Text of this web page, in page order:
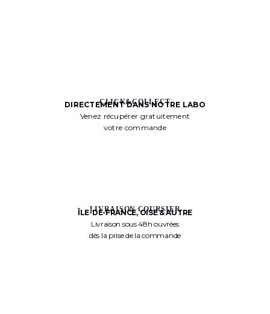
CLICK&COLLECT
DIRECTEMENT DANS NOTRE LABO
Venez récupérer gratuitement
votre commande
LIVRAISON COURSIER
ÎLE-DE-FRANCE, OISE & AUTRE
Livraison sous 48h ouvrées
dès la prise de la commande